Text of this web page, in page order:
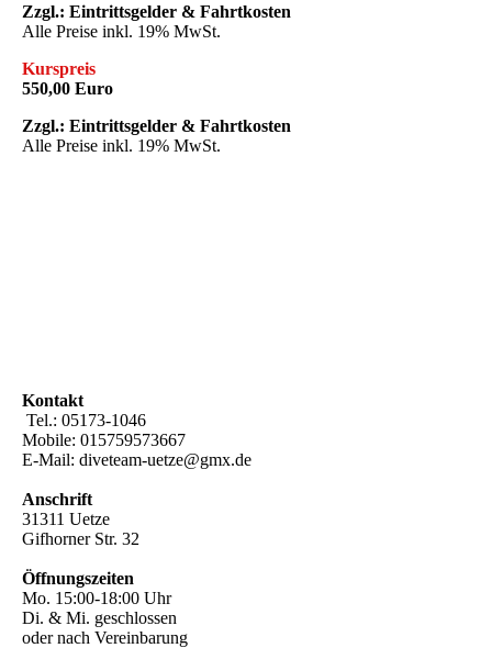
Zzgl.: Eintrittsgelder & Fahrtkosten
Alle Preise inkl. 19% MwSt.
Kurspreis
550,00 Euro
Zzgl.: Eintrittsgelder & Fahrtkosten
Alle Preise inkl. 19% MwSt.
Kontakt
Tel.: 05173-1046
Mobile: 015759573667
E-Mail: diveteam-uetze@gmx.de
Anschrift
31311 Uetze
Gifhorner Str. 32
Öffnungszeiten
Mo. 15:00-18:00 Uhr
Di. & Mi. geschlossen
oder nach Vereinbarung